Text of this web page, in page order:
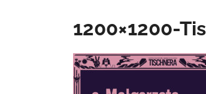
1200×1200-